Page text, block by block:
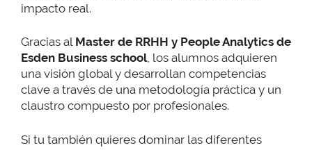
impacto real.
Gracias al Master de RRHH y People Analytics de
Esden Business school, los alumnos adquieren
una visión global y desarrollan competencias
clave a través de una metodología práctica y un
claustro compuesto por profesionales.
Si tu también quieres dominar las diferentes